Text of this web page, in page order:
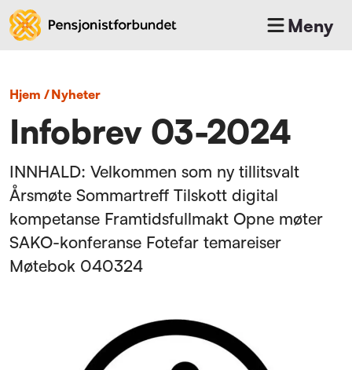
Meny
Hjem / nyheter
Infobrev 03-2024
INNHALD: Velkommen som ny tillitsvalt
Årsmøte Sommartreff Tilskott digital
kompetanse Framtidsfullmakt Opne møter
SAKO-konferanse Fotefar temareiser
Møtebok 040324